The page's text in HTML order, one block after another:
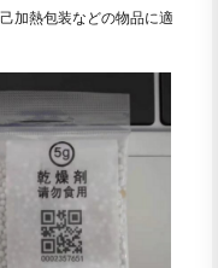
加熱包装などの物品に適